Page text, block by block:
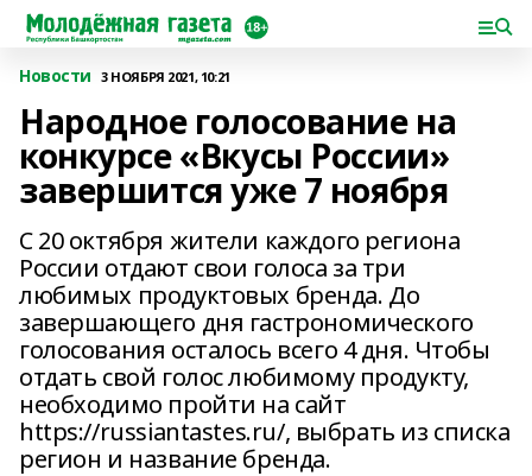
Новости 3 НОЯБРЯ 2021, 10:21
Народное голосование на
конкурсе «Вкусы России»
завершится уже 7 ноября
С 20 октября жители каждого региона
России отдают свои голоса за три
любимых продуктовых бренда. До
завершающего дня гастрономического
голосования осталось всего 4 дня. Чтобы
отдать свой голос любимому продукту,
необходимо пройти на сайт
https://russiantastes.ru/, выбрать из списка
регион и название бренда.